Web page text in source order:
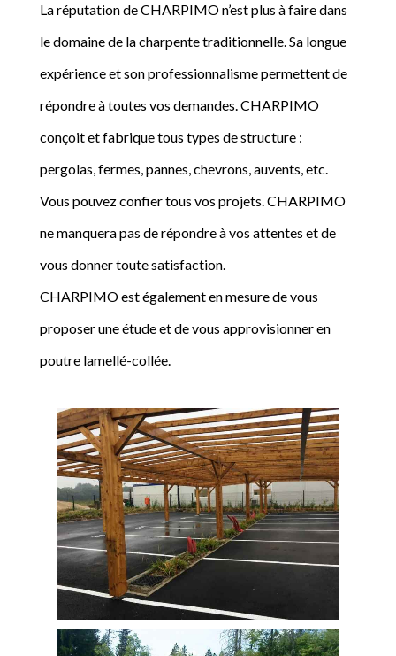
La réputation de CHARPIMO n’est plus à faire dans
le domaine de la charpente traditionnelle. Sa longue
expérience et son professionnalisme permettent de
répondre à toutes vos demandes. CHARPIMO
conçoit et fabrique tous types de structure :
pergolas, fermes, pannes, chevrons, auvents, etc.
Vous pouvez confier tous vos projets. CHARPIMO
ne manquera pas de répondre à vos attentes et de
vous donner toute satisfaction.
CHARPIMO est également en mesure de vous
proposer une étude et de vous approvisionner en
poutre lamellé-collée.